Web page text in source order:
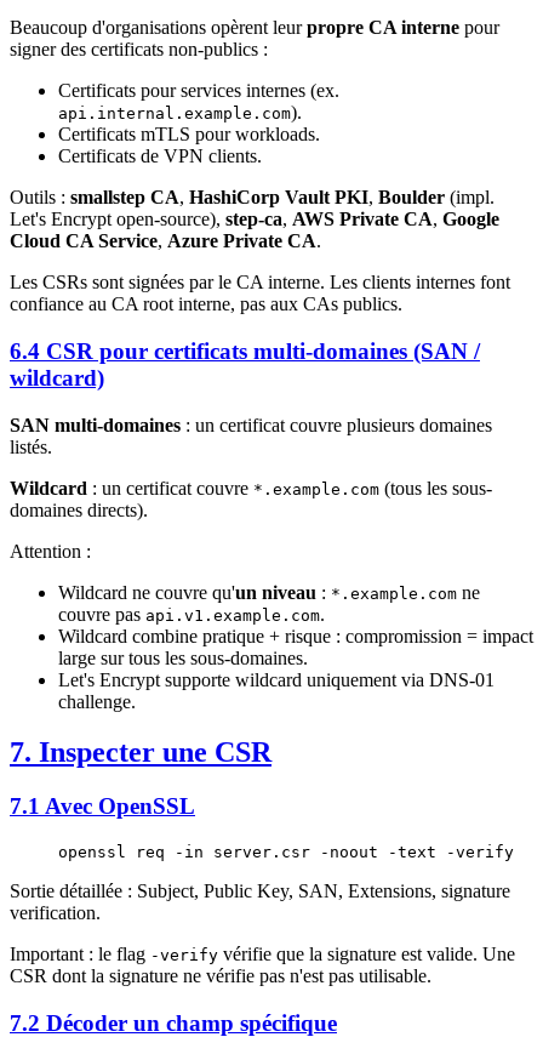
Beaucoup d'organisations opèrent leurpropre CA interne pour
signer des certificats non-publics :
Certificats pour services internes (ex.
api.internal.example.com).
Certificats mTLS pour workloads.
Certificats de VPN clients.
Outils : smallstep CA, HashiCorp Vault PKI, Boulder (impl.
Let's Encrypt open-source), step-ca, AWS Private CA, Google
Cloud CA Service, Azure Private CA.
Les CSRs sont signées par le CA interne. Les clients internes font
confiance au CA root interne, pas aux CAs publics.
6.4 CSR pour certificats multi-domaines (SAN /
wildcard)
SAN multi-domaines : un certificat couvre plusieurs domaines
listés.
Wildcard : un certificat couvre *.example.com (tous les sous-
domaines directs).
Attention :
Wildcard ne couvre qu'un niveau : *.example.com ne
couvre pas api.v1.example.com.
Wildcard combine pratique + risque : compromission = impact
large sur tous les sous-domaines.
Let's Encrypt supporte wildcard uniquement via DNS-01
challenge.
7. Inspecter une CSR
7.1 Avec OpenSSL
openssl req -in server.csr -noout -text -verify
Sortie détaillée : Subject, Public Key, SAN, Extensions, signature
verification.
Important : le flag -verify vérifie que la signature est valide. Une
CSR dont la signature ne vérifie pas n'est pas utilisable.
7.2 Décoder un champ spécifique